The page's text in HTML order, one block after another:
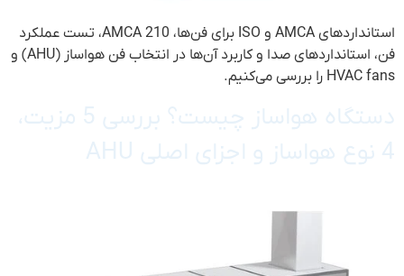
استانداردهای AMCA و ISO برای فن‌ها، AMCA 210، تست عملکرد
فن، استانداردهای صدا و کاربرد آن‌ها در انتخاب فن هواساز (AHU) و
HVAC fans را بررسی می‌کنیم.
دستگاه هواساز چیست؟ بررسی 5 مزیت،
4 نوع هواساز و اجزای اصلی AHU